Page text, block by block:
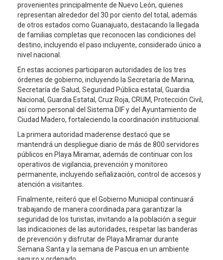
provenientes principalmente de Nuevo León, quienes
representan alrededor del 30 por ciento del total, además
de otros estados como Guanajuato, destacando la llegada
de familias completas que reconocen las condiciones del
destino, incluyendo el paso incluyente, considerado único a
nivel nacional.
En estas acciones participaron autoridades de los tres
órdenes de gobierno, incluyendo la Secretaría de Marina,
Secretaría de Salud, Seguridad Pública estatal, Guardia
Nacional, Guardia Estatal, Cruz Roja, CRUM, Protección Civil,
así como personal del Sistema DIF y del Ayuntamiento de
Ciudad Madero, fortaleciendo la coordinación institucional.
La primera autoridad maderense destacó que se
mantendrá un despliegue diario de más de 800 servidores
públicos en Playa Miramar, además de continuar con los
operativos de vigilancia, prevención y monitoreo
permanente, incluyendo señalización, control de accesos y
atención a visitantes.
Finalmente, reiteró que el Gobierno Municipal continuará
trabajando de manera coordinada para garantizar la
seguridad de los turistas, invitando a la población a seguir
las indicaciones de las autoridades, respetar las banderas
de prevención y disfrutar de Playa Miramar durante
Semana Santa y la semana de Pascua en un ambiente